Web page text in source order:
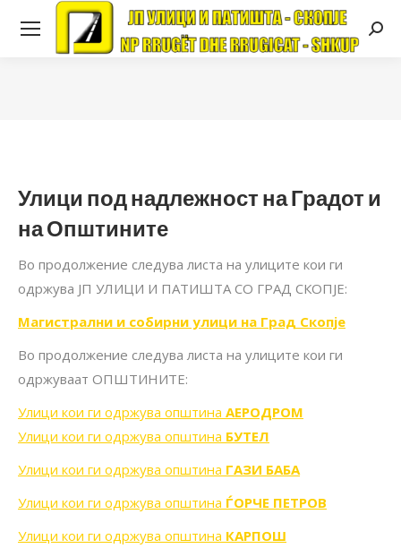
Улици под надлежност на Градот и
на Општините
Во продолжение следува листа на улиците кои ги
одржува ЈП УЛИЦИ И ПАТИШТА СО ГРАД СКОПЈЕ:
Магистрални и собирни улици на Град Скопје
Во продолжение следува листа на улиците кои ги
одржуваат ОПШТИНИТЕ:
Улици кои ги одржува општина АЕРОДРОМ
Улици кои ги одржува општина БУТЕЛ
Улици кои ги одржува општина ГАЗИ БАБА
Улици кои ги одржува општина ЃОРЧЕ ПЕТРОВ
Улици кои ги одржува општина КАРПОШ